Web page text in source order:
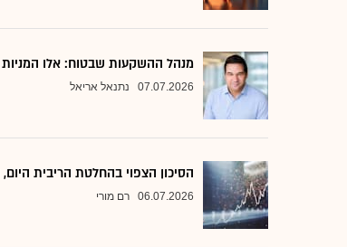
מנהל ההשקעות שבטוח: אלו
07.07.2026 נתנאל אריאל
הסיכון הצפוי בהחלטת הריבית
06.07.2026 רם מורי